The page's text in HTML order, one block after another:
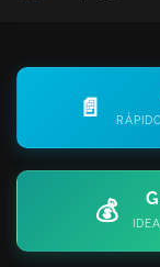
📄
💰